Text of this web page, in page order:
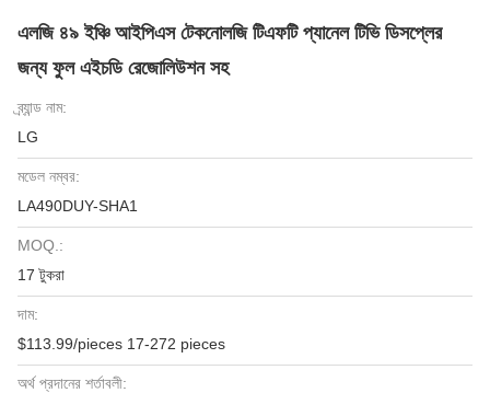
এলজি ৪৯ ইঞ্চি আইপিএস টেকনোলজি টিএফটি প্যানেল টিভি ডিসপ্লের
জন্য ফুল এইচডি রেজোলিউশন সহ
ব্র্যান্ড নাম:
LG
মডেল নম্বর:
LA490DUY-SHA1
MOQ.:
17 টুকরা
দাম:
$113.99/pieces 17-272 pieces
অর্থ প্রদানের শর্তাবলী: